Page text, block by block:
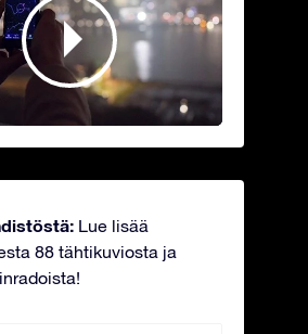
Lue lisää
88 tähtikuviosta ja